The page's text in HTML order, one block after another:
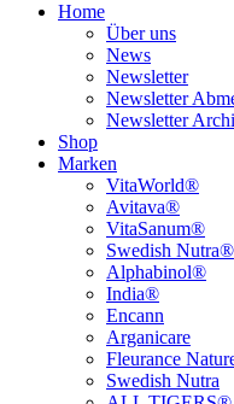
Home
Über uns
News
Newsletter
Newsletter
Newsletter
Shop
Marken
VitaWorld®
Avitava®
VitaSanum®
Swedish Nutra®
Alphabinol®
India®
Encann
Arganicare
Fleurance
Swedish Nutra